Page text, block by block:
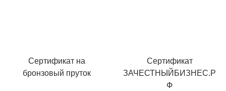
Сертификат на
бронзовый пруток
Сертификат
ЗАЧЕСТНЫЙБИЗНЕС.Р
Ф